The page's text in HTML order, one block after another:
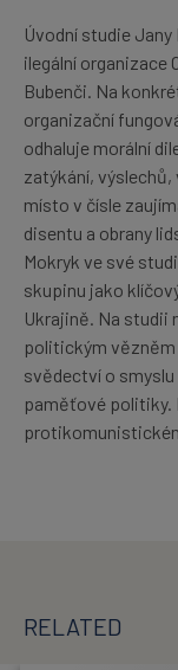
Úvodní studie
ilegální organizace
Bubenči. Na
organizační
odhaluje morální
zatýkání,
místo v čísle
disentu a obrany
Mokryk ve své
skupinu jako
Ukrajině. Na studii
politickým
svědectví o
paměťové politiky.
RELATED